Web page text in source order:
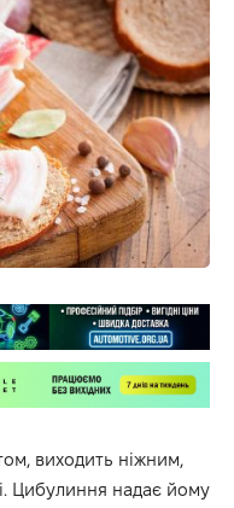
виходить ніжним,
Цибулиння надає йому